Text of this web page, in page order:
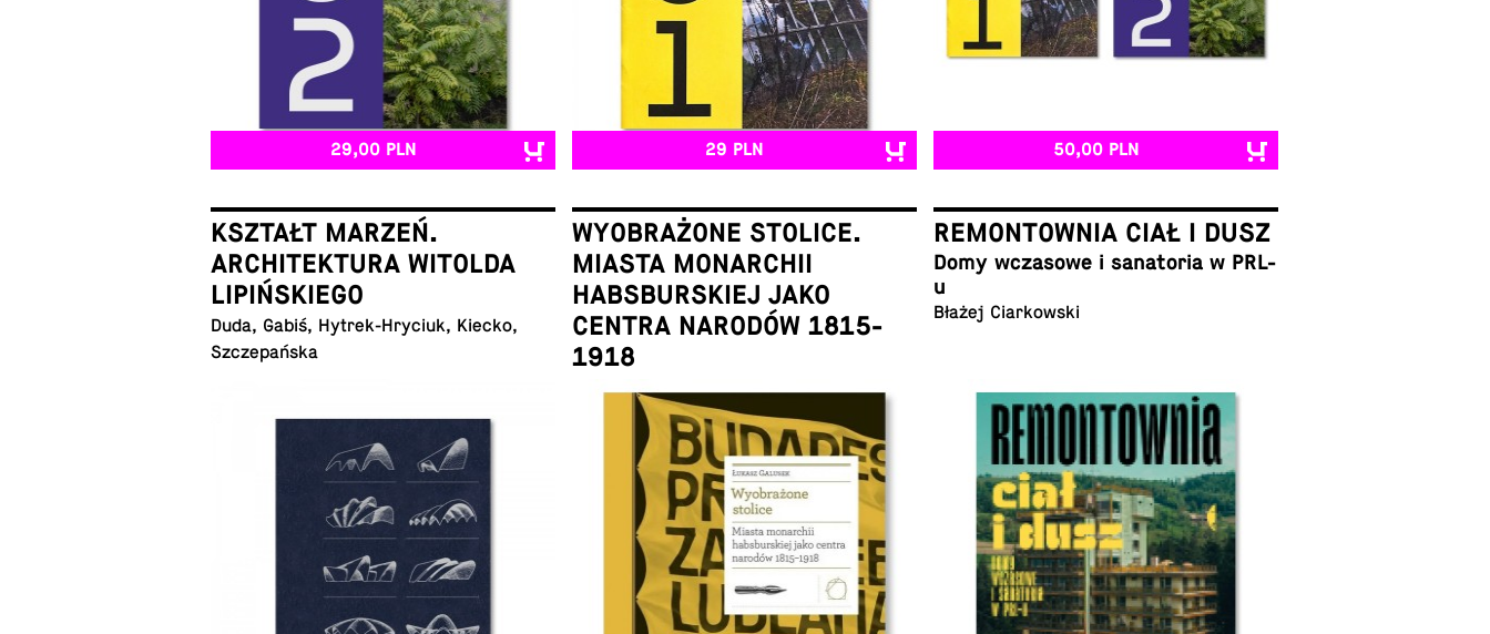
29,00 PLN 29 PLN 50,00 PLN
KSZTAŁT MARZEŃ.
ARCHITEKTURA WITOLDA
LIPIŃSKIEGO
Duda, Gabiś, Hy­trek-Hry­ciuk, Kiecko,
Szczepańska
WYOBRAŻONE STOLICE.
MIASTA MONARCHII
HABSBURSKIEJ JAKO
CENTRA NARODÓW 1815-
1918
Łukasz Galusek
REMONTOWNIA CIAŁ I DUSZ
Domy wcza­so­we i sa­na­to­ria w PRL-
u
Błażej Ciarkowski